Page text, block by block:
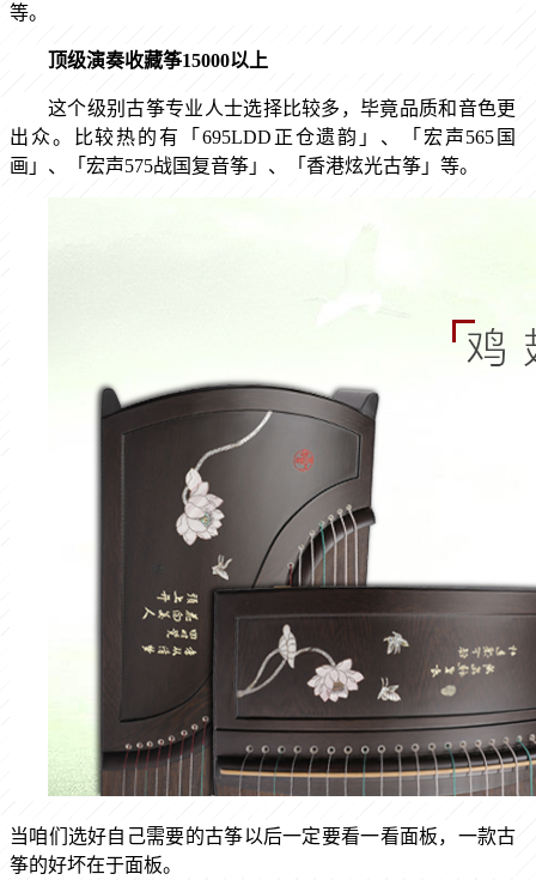
等。
顶级演奏收藏筝15000以上
这个级别古筝专业人士选择比较多，毕竟品质和音色更
出众。比较热的有「 695LDD正仓遗韵」、「宏声565国
画」、「宏声575战国复音筝」、「香港炫光古筝」等。
当咱们选好自己需要的古筝以后一定要看一看面板，一款古
筝的好坏在于面板。